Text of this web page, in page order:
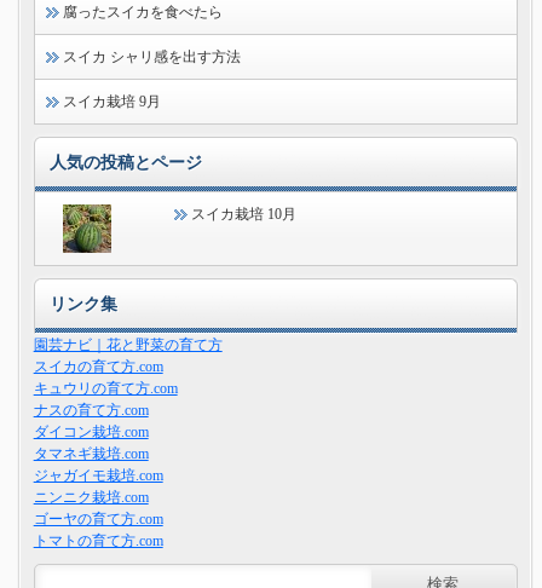
腐ったスイカを食べたら
スイカ シャリ感を出す方法
スイカ栽培 9月
人気の投稿とページ
スイカ栽培 10月
リンク集
園芸ナビ｜花と野菜の育て方
スイカの育て方.com
キュウリの育て方.com
ナスの育て方.com
ダイコン栽培.com
タマネギ栽培.com
ジャガイモ栽培.com
ニンニク栽培.com
ゴーヤの育て方.com
トマトの育て方.com